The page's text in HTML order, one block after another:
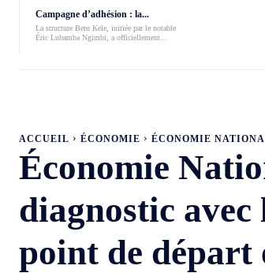
Campagne d’adhésion : la...
La structure Betu Kele, initiée par le notable
Éric Lubamba Ngimbi, a officiellement...
ACCUEIL ÉCONOMIE ÉCONOMIE
Économie
diagnostic avec
point de départ